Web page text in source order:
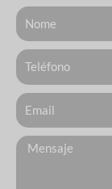
Nome
Telefone
Email
Messagem